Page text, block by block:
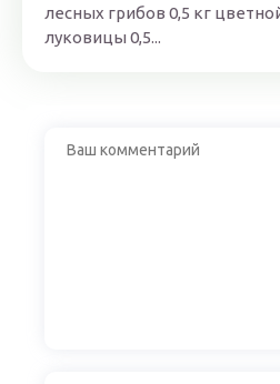
лесных грибов 0,5 кг
луковицы 0,5...